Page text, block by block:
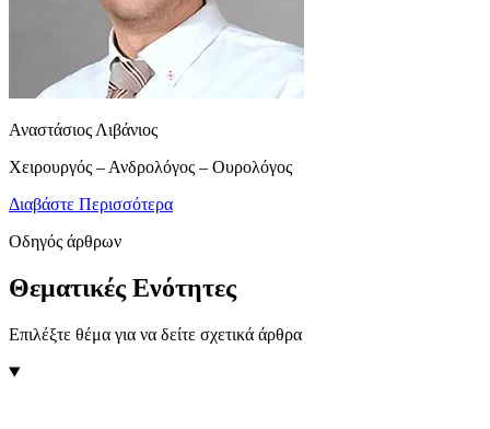
Αναστάσιος Λιβάνιος
Χειρουργός – Ανδρολόγος – Ουρολόγος
Διαβάστε Περισσότερα
Οδηγός άρθρων
Θεματικές Ενότητες
Επιλέξτε θέμα για να δείτε σχετικά άρθρα